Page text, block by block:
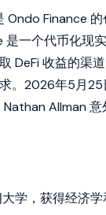
Ondo Finance
是一个代币化现
DeFi 收益的渠
。2026年5月
Allman 意
学，获得经济